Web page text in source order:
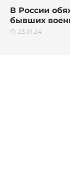
В России
бывших
23.01.24